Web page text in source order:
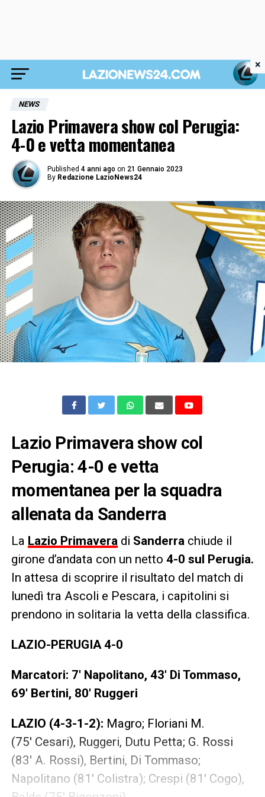
NEWS
Lazio Primavera show col Perugia:
4-0 e vetta momentanea
Published 4 anni ago on 21 Gennaio 2023
By Redazione LazioNews24
Lazio Primavera show col
Perugia: 4-0 e vetta
momentanea per la squadra
allenata da Sanderra
La Lazio Primaveradi Sanderrachiude il
girone d’andata con un netto 4-0 sul Perugia.
In attesa di scoprire il risultato del match di
lunedì tra Ascoli e Pescara, i capitolini si
prendono in solitaria la vetta della classifica.
LAZIO-PERUGIA 4-0
Marcatori: 7′ Napolitano, 43′ Di Tommaso,
69′ Bertini, 80′ Ruggeri
LAZIO (4-3-1-2): Magro; Floriani M.
(75′ Cesari), Ruggeri, Dutu Petta; G. Rossi
(83′ A. Rossi), Bertini, Di Tommaso;
Napolitano (81′ Colistra); Crespi (81′ Cogo),
×